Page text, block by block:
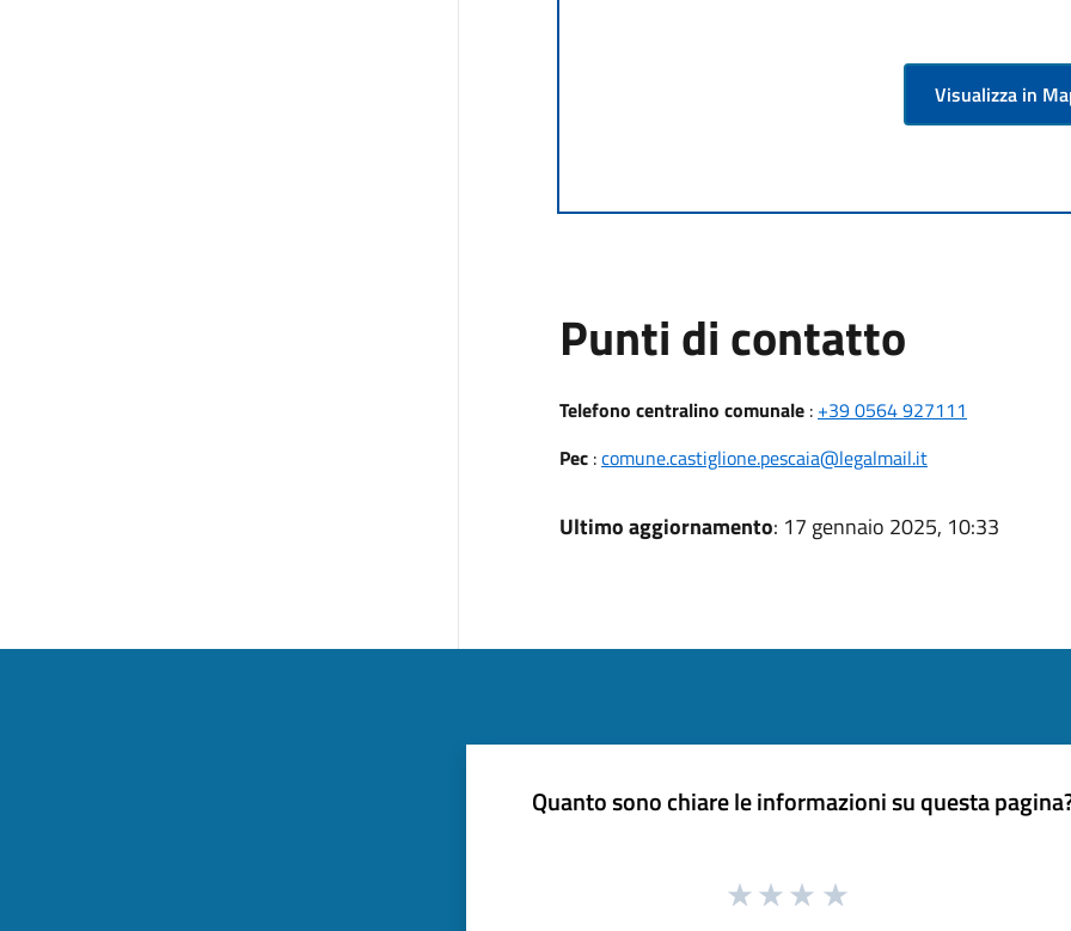
Visualizza in
Punti di contatto
Telefono centralino comunale: +39 0564 927111
Pec:comune.castiglione.pescaia@legalmail.it
Ultimo aggiornamento: 17 gennaio 2025, 10:33
Quanto sono chiare le informazioni su questa